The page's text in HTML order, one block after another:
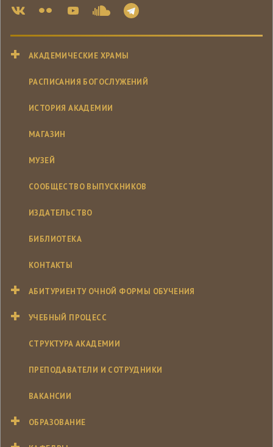
АКАДЕМИЧЕСКИЕ ХРАМЫ
РАСПИСАНИЯ БОГОСЛУЖЕНИЙ
ИСТОРИЯ АКАДЕМИИ
МАГАЗИН
МУЗЕЙ
СООБЩЕСТВО ВЫПУСКНИКОВ
ИЗДАТЕЛЬСТВО
БИБЛИОТЕКА
КОНТАКТЫ
АБИТУРИЕНТУ ОЧНОЙ ФОРМЫ ОБУЧЕНИЯ
УЧЕБНЫЙ ПРОЦЕСС
СТРУКТУРА АКАДЕМИИ
ПРЕПОДАВАТЕЛИ И СОТРУДНИКИ
ВАКАНСИИ
ОБРАЗОВАНИЕ